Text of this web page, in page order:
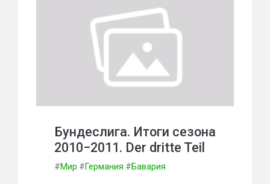
Бундеслига. Итоги сезона
2010−2011. Der dritte Teil
#Мир #Германия #Бавария